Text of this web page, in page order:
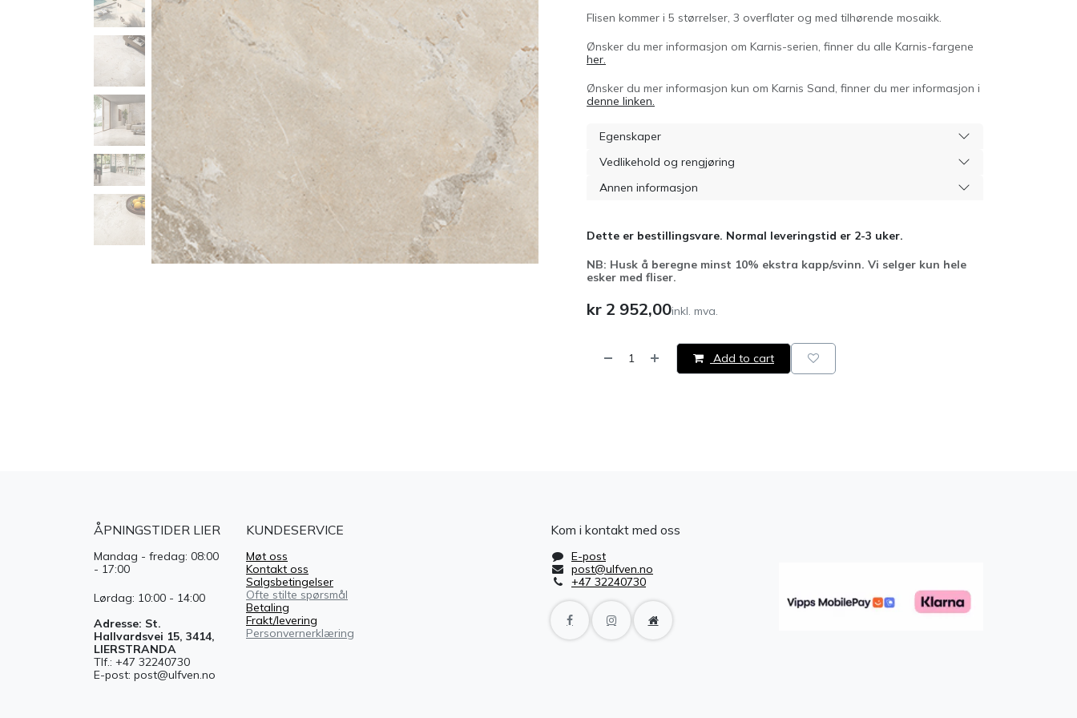
Flisen kommer i 5 størrelser, 3 overflater og med tilhørende mosaikk.
Ønsker du mer informasjon om Karnis-serien, finner du alle Karnis-fargene
her.
Ønsker du mer informasjon kun om Karnis Sand, finner du mer informasjon i
denne linken.
Egenskaper
Vedlikehold og rengjøring
Annen informasjon
Dette er bestillingsvare. Normal leveringstid er 2-3 uker.
NB: Husk å beregne minst 10% ekstra kapp/svinn. Vi selger kun hele
esker med fliser.
kr 2 952,00inkl. mva.
Add to cart
ÅPNINGSTIDER LIER
Mandag - fredag: 08:00
- 17:00
Lørdag: 10:00 - 14:00
Adresse: St.
Hallvardsvei 15, 3414,
LIERSTRANDA
Tlf.: +47 32240730
E-post: post@ulfven.no
KUNDESERVICE
Møt oss
Kontakt oss
Salgsbetingelser
Ofte stilte spørsmål
Betaling
Frakt/levering
Personvernerklæring
Kom i kontakt med oss
E-post
post@ulfven.no
+47 32240730